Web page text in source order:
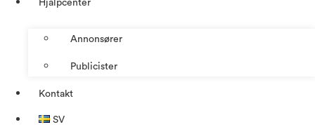
Hjälpcenter
Annonsører
Publicister
Kontakt
SV